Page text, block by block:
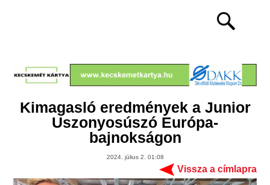
Kimagasló eredmények a Junior
Uszonyosúszó Európa-
bajnokságon
2024. július 2. 01:08
Vissza a címlapra